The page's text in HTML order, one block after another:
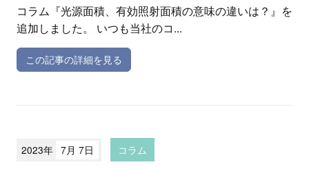
コラム『光源面積、有効照射面積の意味の違いは？』を
追加しました。 いつも当社のコ...
この記事の詳細を見る
2023年 7月 7日 コラム